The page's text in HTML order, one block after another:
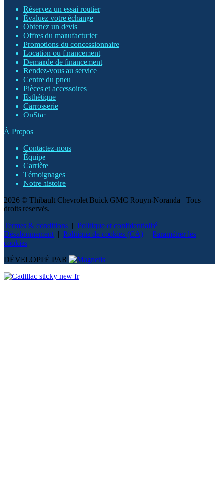
Réservez un essai routier
Évaluez votre échange
Obtenez un devis
Offres du manufacturier
Promotions du concessionnaire
Location ou financement
Demande de financement
Rendez-vous au service
Centre du pneu
Pièces et accessoires
Esthétique
Carrosserie
OnStar
À Propos
Contactez-nous
Équipe
Carrière
Témoignages
Notre histoire
2026 © Thibault Chevrolet Buick GMC Rouyn-Noranda | Tous
droits réservés.
Termes & conditions | Politique et confidentialité |
Désabonnement | Politique de cookies (CA) | Paramétrer les
cookies
DÉVELOPPÉ PAR